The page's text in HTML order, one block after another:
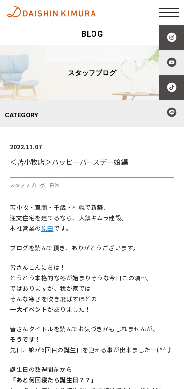
BLOG
スタッフブログ
CATEGORY
2022.11.07
＜苫小牧店＞ハッピーバースデー娘編
スタッフブログ 日常
苫小牧・室蘭・千歳・札幌で新築、
注文住宅を建てるなら、大鎮キムラ建設。
本社営業の原田です。
ブログを読んで頂き、ありがとうございます。
皆さんこんにちは！
とうとう本格的な冬が始まりそうな今日この頃…。
ではありますが、我が家では
そんな寒さを吹き飛ばすほどの
一大イベントがありました！
皆さんタイトルを読んでお気づきかもしれませんが、
そうです！
先日、娘が6回目の誕生日を迎える事が出来ましたー(^^♪
誕生日の数週間前から
「あと何回寝たら誕生日？？」